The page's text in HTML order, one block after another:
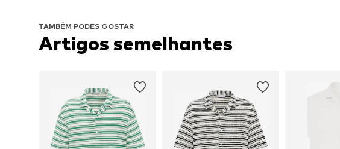
TAMBÉM PODES GOSTAR
Artigos semelhantes